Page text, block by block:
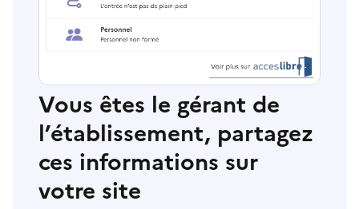
Vous êtes le gérant de
l’établissement, partagez
ces informations sur
votre site